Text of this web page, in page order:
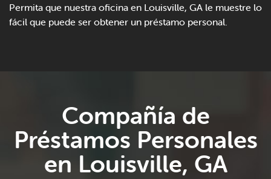
Permita que nuestra oficina en Louisville, GA le muestre lo
fácil que puede ser obtener un préstamo personal.
Compañía de
Préstamos Personales
en Louisville, GA